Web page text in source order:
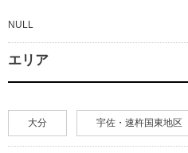
NULL
エリア
大分 宇佐・速杵国東地区